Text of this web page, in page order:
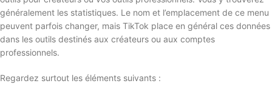
généralement les statistiques. Le nom et l’emplacement de ce menu
peuvent parfois changer, mais TikTok place en général ces données
dans les outils destinés aux créateurs ou aux comptes
professionnels.
Regardez surtout les éléments suivants :